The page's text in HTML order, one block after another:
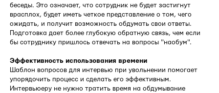
беседы. Это означает, что сотрудник не будет застигнут
врасплох, будет иметь четкое представление о том, чего
ожидать, и получит возможность обдумать свои ответы.
Подготовка дает более глубокую обратную связь, чем если
бы сотруднику пришлось отвечать на вопросы "наобум".
Эффективность использования времени
Шаблон вопросов для интервью при увольнении помогает
упорядочить процесс и сделать его эффективным.
Интервьюеру не нужно тратить время на обдумывание